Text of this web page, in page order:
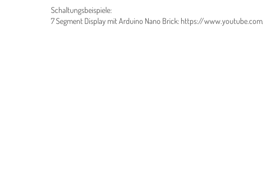
Schaltungsbeispiele:
7 Segment Display mit Arduino Nano Brick: https://